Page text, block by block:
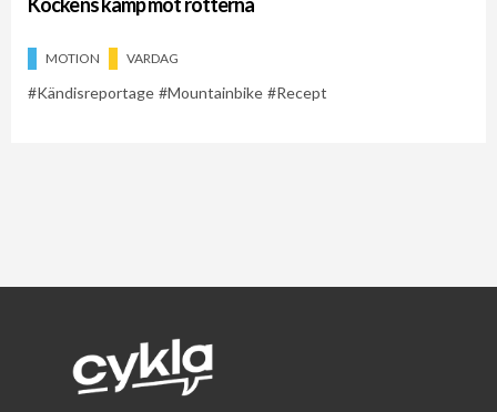
MOTION VARDAG
Kändisreportage Mountainbike Recept